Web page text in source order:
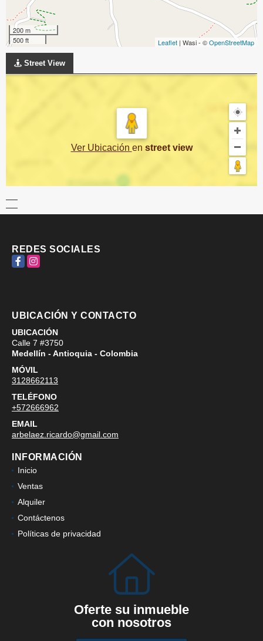
200 m
500 ft
Leaflet | Wasi - ©OpenStreetMap
Street View
Ver Ubicación en street view
REDES SOCIALES
FacebookInstagram
UBICACIÓN Y CONTACTO
UBICACIÓN
Calle 7 #3750
Medellín - Antioquia - Colombia
MÓVIL
3128662113
TELÉFONO
+572666962
EMAIL
arbelaez.ricardo@gmail.com
INFORMACIÓN
Inicio
Ventas
Alquiler
Contáctenos
Políticas de privacidad
Oferte su inmueble
con nosotros